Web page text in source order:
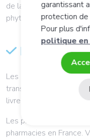
de la formulation des
phytominéraux.
Le
Les produits finis sont
transmis au service
livrer dans votre
Les produits Nutergia
pharmacies en France.
garantissant
protection
Pour plus
politique en